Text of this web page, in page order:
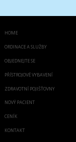
HOME
ORDINACE A SLUŽBY
OBJEDNEJTE SE
PŘÍSTROJOVÉ VYBAVENÍ
ZDRAVOTNÍ POJIŠŤOVNY
NOVÝ PACIENT
CENÍK
KONTAKT